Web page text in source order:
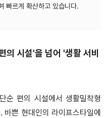
빠르게 확산하고 있습니다.
의 시설'을 넘어 '생활 서비
순 편의 시설에서 생활밀착형
쁜 현대인의 라이프스타일에